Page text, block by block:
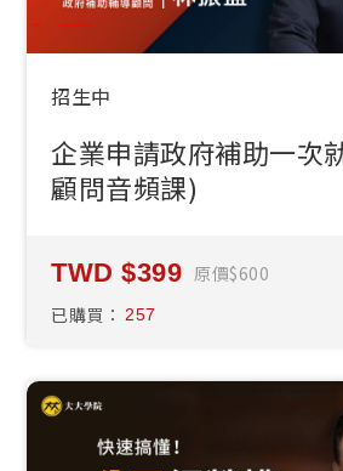
招生中
企業申請政府補助一次
顧問音頻課)
399 原價 600
已購買：
257